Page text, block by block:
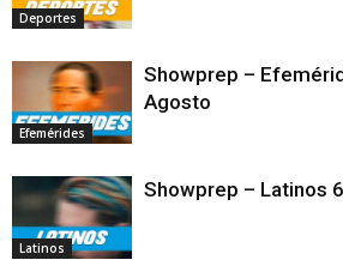
Deportes
Efemérides
Showprep –
Agosto
Latinos
Showprep –